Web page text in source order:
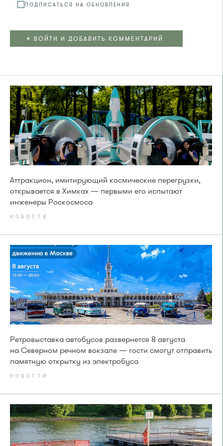
ПОДПИСАТЬСЯ НА ОБНОВЛЕНИЯ
+ ВОЙТИ И ДОБАВИТЬ КОММЕНТАРИЙ
Аттракцион, имитирующий космические перегрузки,
открывается в Химках — первыми его испытают
инженеры Роскосмоса
НОВОСТИ
Ретровыставка автобусов развернется 8 августа
на Северном речном вокзале — гости смогут отправить
памятную открытку из электробуса
НОВОСТИ